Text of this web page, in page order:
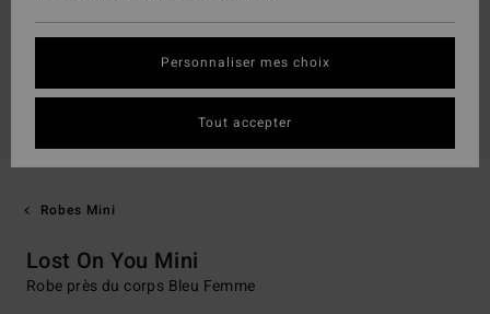
Robes Mini
Lost On You Mini
Robe près du corps Bleu Femme
Personnaliser mes choix
Tout accepter